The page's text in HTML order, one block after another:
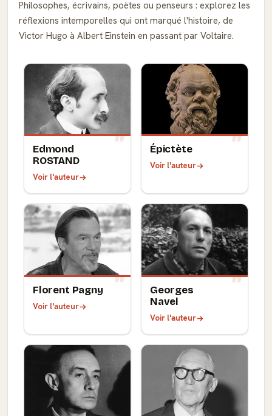
Philosophes, écrivains, poètes ou penseurs : explorez les
réflexions intemporelles qui ont marqué l'histoire, de
Victor Hugo à Albert Einstein en passant par Voltaire.
Edmond
ROSTAND
Voir l'auteur
Épictète
Voir l'auteur
Florent Pagny
Voir l'auteur
Georges
Navel
Voir l'auteur